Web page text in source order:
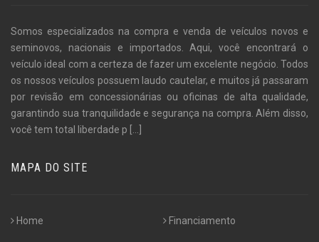
Somos especializados na compra e venda de veículos novos e
seminovos, nacionais e importados. Aqui, você encontrará o
veículo ideal com a certeza de fazer um excelente negócio. Todos
os nossos veículos possuem laudo cautelar, e muitos já passaram
por revisão em concessionárias ou oficinas de alta qualidade,
garantindo sua tranquilidade e segurança na compra. Além disso,
você tem total liberdade p [...]
MAPA DO SITE
Home Financiamento